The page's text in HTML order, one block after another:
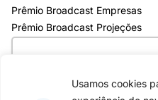
como você interage em
Usamos cookies
Prêmio Broadcast Empresas
Prêmio Broadcast Projeções